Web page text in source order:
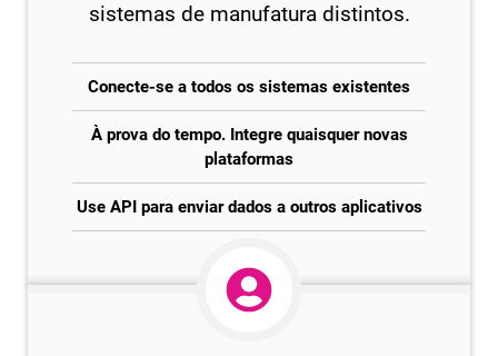
sistemas de manufatura distintos.
Conecte-se a todos os sistemas existentes
À prova do tempo. Integre quaisquer novas
plataformas
Use API para enviar dados a outros aplicativos